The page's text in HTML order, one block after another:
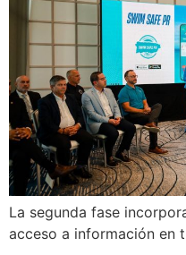
La segunda fase
acceso a información en